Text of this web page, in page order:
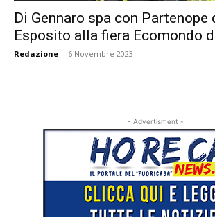
Di Gennaro spa con Partenope
Esposito alla fiera Ecomondo
Redazione - 6 Novembre 2023
- Advertisment -